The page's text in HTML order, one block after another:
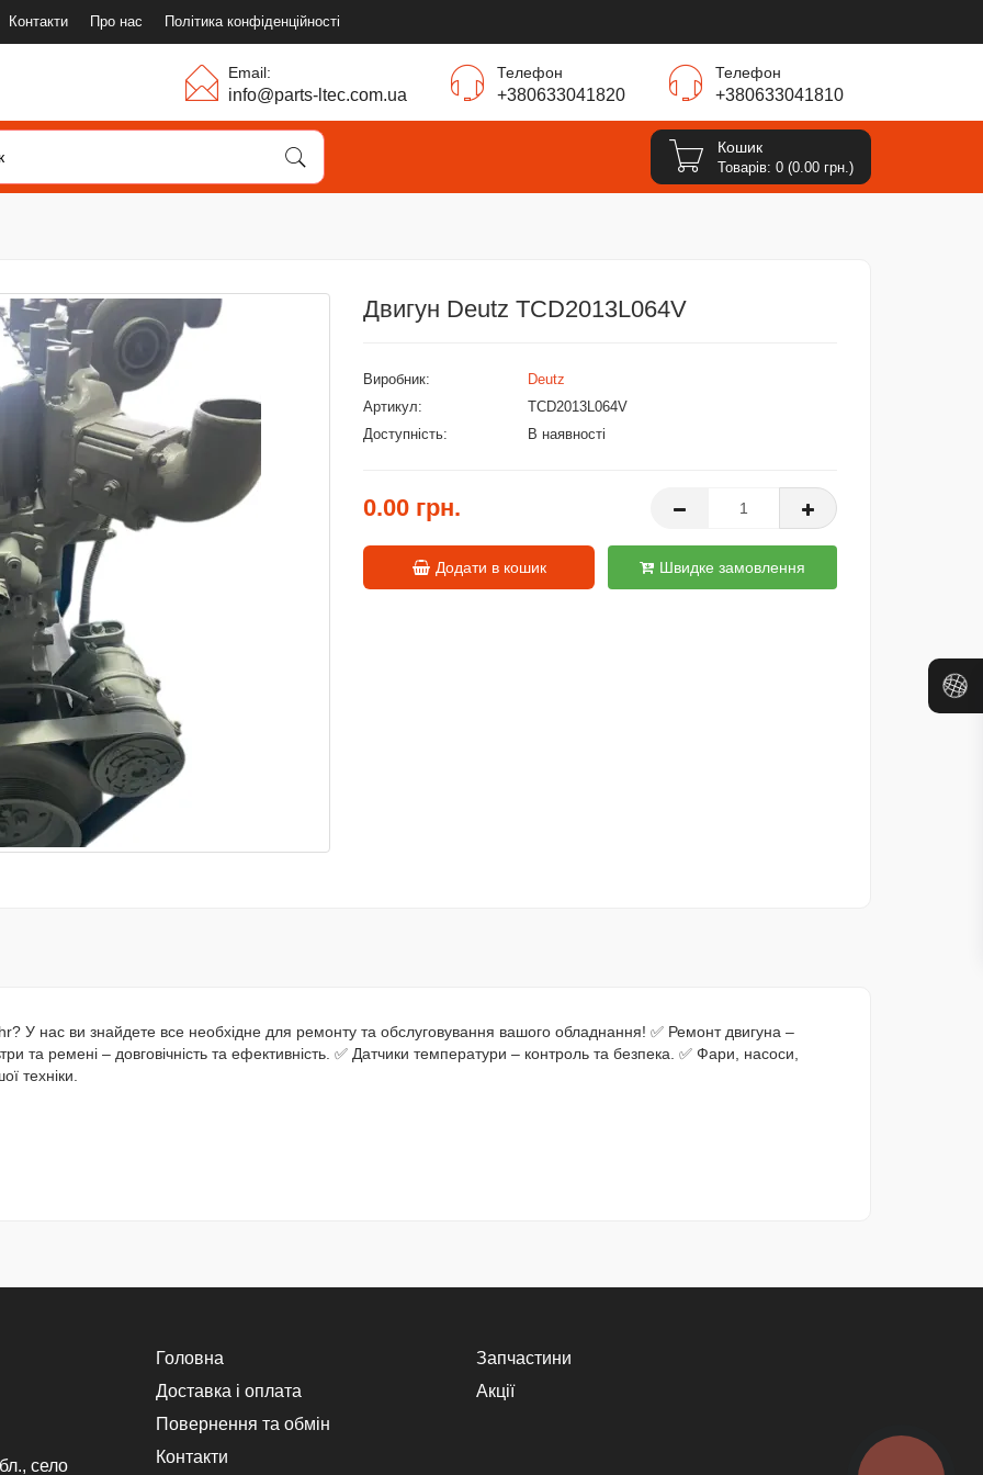
Контакти Про нас Політика конфіденційності
Телефон
+380633041810
Телефон
+380633041820
Email:
info@parts-ltec.com.ua
Кошик
Товарів: 0 (0.00 грн.)
Двигун Deutz TCD2013L064V
Виробник:
Deutz
Артикул:
TCD2013L064V
Доступність:
В наявності
0.00 грн.
Додати в кошик Швидке замовлення
У нас ви знайдете все необхідне для ремонту та обслуговування вашого обладнання! ✅ Ремонт двигуна –
та ремені – довговічність та ефективність. ✅ Датчики температури – контроль та безпека. ✅ Фари, насоси,
техніки.
село
Головна
Доставка і оплата
Повернення та обмін
Контакти
Запчастини
Акції